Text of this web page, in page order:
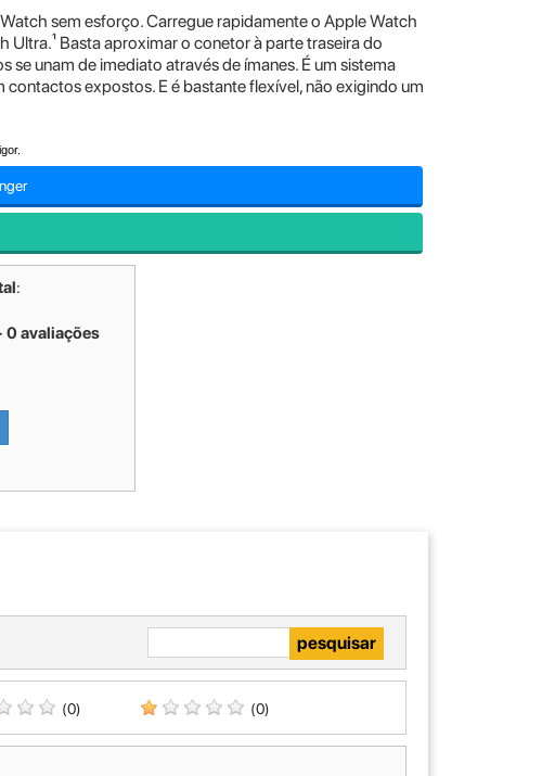
sem esforço. Carregue rapidamente o Apple Watch
Ultra.¹ Basta aproximar o conetor à parte traseira do
se unam de imediato através de ímanes. É um sistema
contactos expostos. E é bastante flexível, não exigindo um
:
0 avaliações
(0) (0)